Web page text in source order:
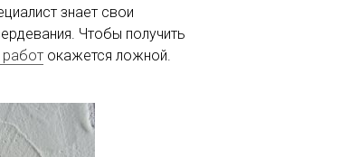
знает свои
Чтобы получить
работ окажется ложной.